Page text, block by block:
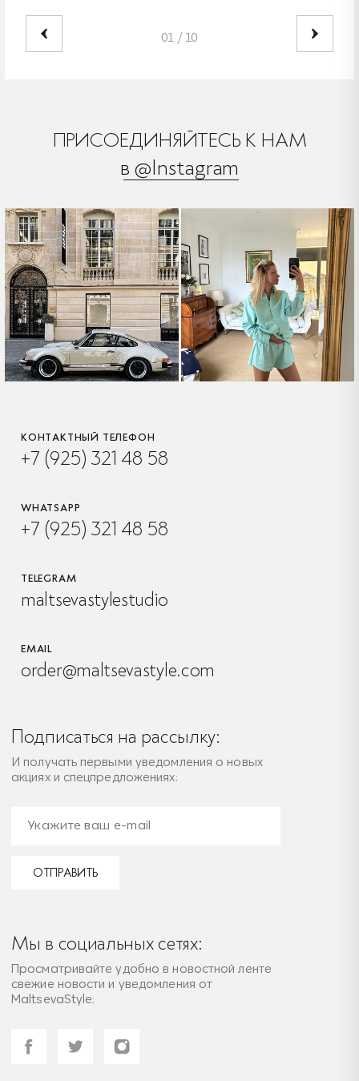
01 / 10
ПРИСОЕДИНЯЙТЕСЬ К НАМ
в @Instagram
КОНТАКТНЫЙ ТЕЛЕФОН
+7 (925) 321 48 58
WHATSAPP
+7 (925) 321 48 58
TELEGRAM
maltsevastylestudio
EMAIL
order@maltsevastyle.com
Подписаться на рассылку:
И получать первыми уведомления о новых
акциях и спецпредложениях:
ОТПРАВИТЬ
Мы в социальных сетях:
Просматривайте удобно в новостной ленте
свежие новости и уведомления от
MaltsevaStyle: